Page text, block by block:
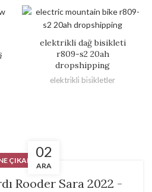
elektrikli dağ bisikleti
r809-s2 20ah
dropshipping
elektri̇kli̇ bi̇si̇kletler
02
ARA
ÇIKANLAR
Rooder Sara 2022 -